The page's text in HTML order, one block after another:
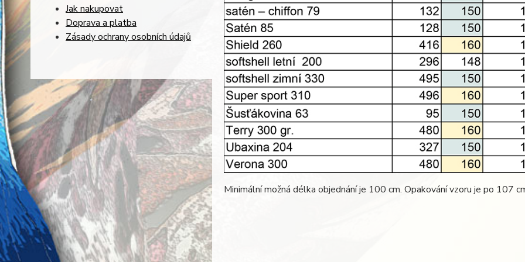
Jak nakupovat
Doprava a platba
Zásady ochrany osobních údajů
Minimální možná délka objednání je 100 cm. Opakování vzoru je po 107